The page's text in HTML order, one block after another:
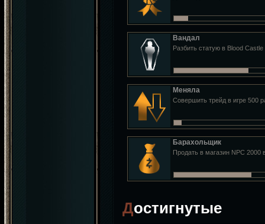
Вандал
Разбить статую в Blood Castle
Меняла
Совершить трейд в игре 500
Барахольщик
Продать в магазин NPC 2000
Достигнутые